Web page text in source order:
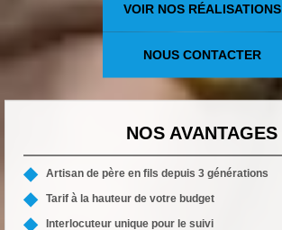
VOIR NOS RÉALISATIONS
NOUS CONTACTER
NOS AVANTAGES
Artisan de père en fils depuis 3 générations
Tarif à la hauteur de votre budget
Interlocuteur unique pour le suivi